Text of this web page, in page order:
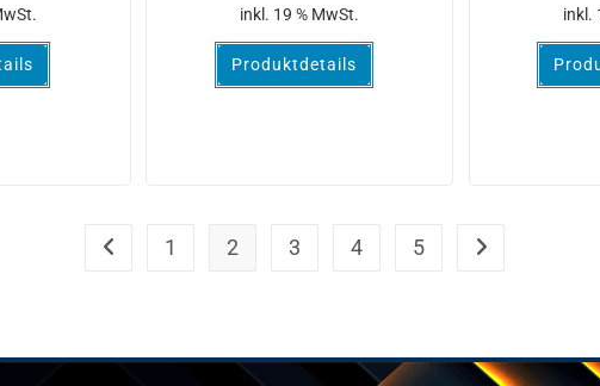
inkl. 19 % MwSt.
Produktdetails
inkl.
1 2 3 4 5